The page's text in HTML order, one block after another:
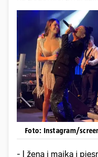
Foto: Instagram/
- I žena i majka i